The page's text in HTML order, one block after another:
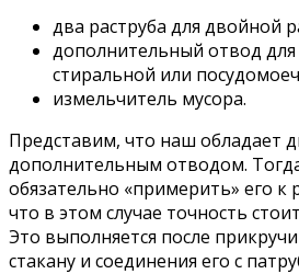
два раструба для двойной
дополнительный отвод
стиральной или
измельчитель мусора.
Представим, что наш обладает
дополнительным отводом.
обязательно «примерить» его к
что в этом случае точность
Это выполняется после
стакану и соединения его с